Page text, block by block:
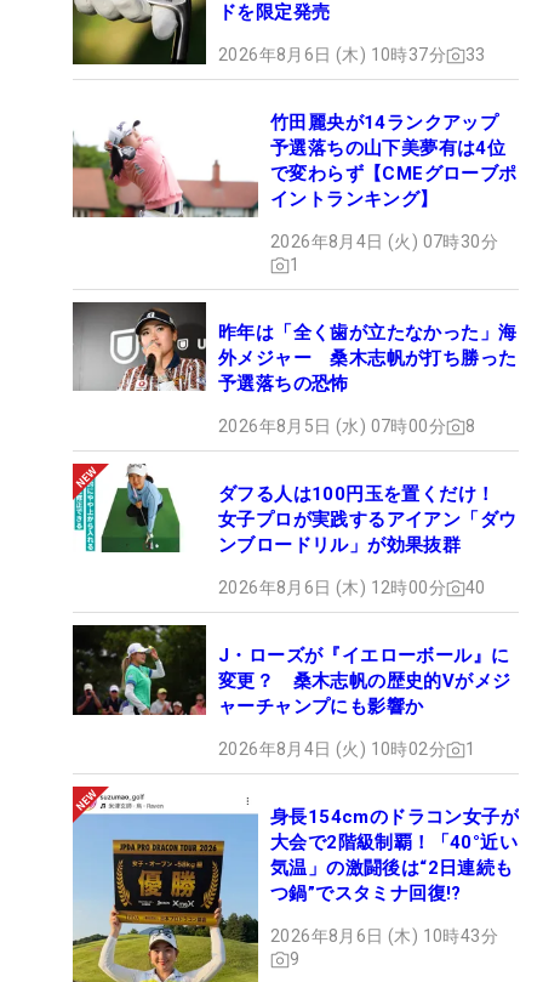
ドを限定発売
2026年8月6日 (木) 10時37分 33
竹田麗央が14ランクアップ
予選落ちの山下美夢有は4位
で変わらず【CMEグローブポ
イントランキング】
2026年8月4日 (火) 07時30分
1
昨年は「全く歯が立たなかった」海
外メジャー 桑木志帆が打ち勝った
予選落ちの恐怖
2026年8月5日 (水) 07時00分 8
ダフる人は100円玉を置くだけ！
女子プロが実践するアイアン「ダウ
ンブロードリル」が効果抜群
2026年8月6日 (木) 12時00分 40
J・ローズが『イエローボール』に
変更？ 桑木志帆の歴史的Vがメジ
ャーチャンプにも影響か
2026年8月4日 (火) 10時02分 1
身長154cmのドラコン女子が
大会で2階級制覇！「40°近い
気温」の激闘後は“2日連続も
つ鍋”でスタミナ回復!?
2026年8月6日 (木) 10時43分
9